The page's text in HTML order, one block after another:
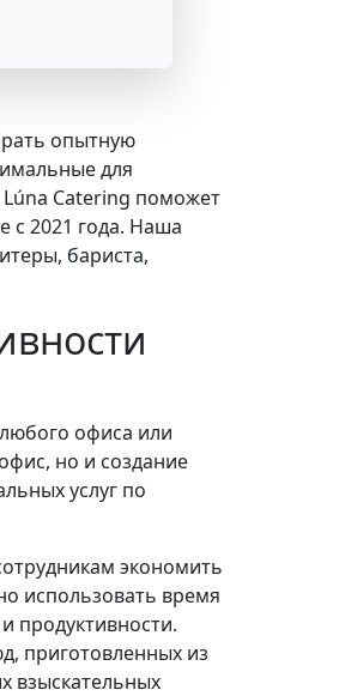
опытную
для
Lúna Catering поможет
с 2021 года. Наша
бариста,
офиса или
но и создание
услуг по
экономить
использовать время
продуктивности.
приготовленных из
взыскательных